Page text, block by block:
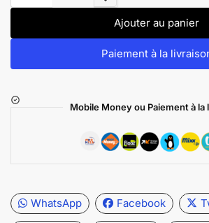
Ajouter au panier
Paiement à la
Mobile Money ou Paiement à la
WhatsApp Facebook